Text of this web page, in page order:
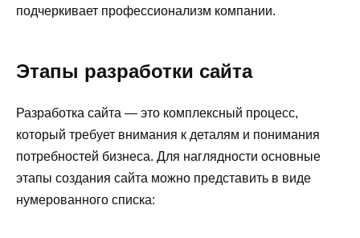
подчеркивает профессионализм компании.
Этапы разработки сайта
Разработка сайта — это комплексный процесс,
который требует внимания к деталям и понимания
потребностей бизнеса. Для наглядности основные
этапы создания сайта можно представить в виде
нумерованного списка: